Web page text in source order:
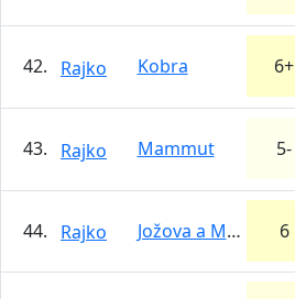
42. Rajko Kobra 6+
43. Rajko Mammut 5-
44. Rajko Jožova a Mišova 6